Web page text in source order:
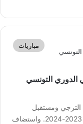
مباريات
الدوري التونسي
الترجي ومستقبل
المرسي ضمن مباريات بطولة الدوري التونسي 2023-2024. واستضاف